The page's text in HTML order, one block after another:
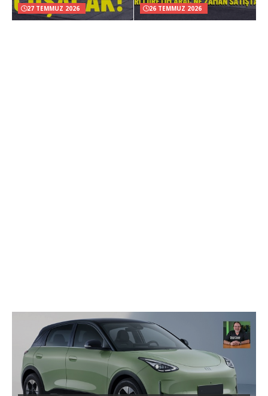
27 TEMMUZ 2026 26 TEMMUZ 2026